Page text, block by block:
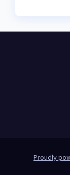
Proudly